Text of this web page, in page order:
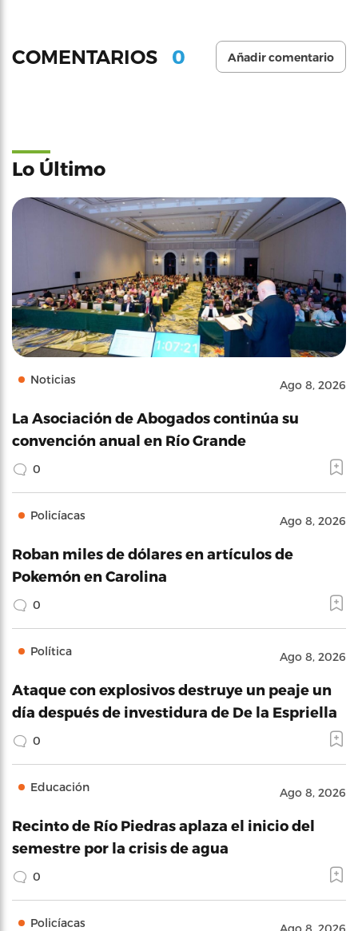
COMENTARIOS 0 Añadir comentario
Lo Último
Noticias Ago 8, 2026
La Asociación de Abogados continúa su
convención anual en Río Grande
0
Policíacas Ago 8, 2026
Roban miles de dólares en artículos de
Pokemón en Carolina
0
Política Ago 8, 2026
Ataque con explosivos destruye un peaje un
día después de investidura de De la Espriella
0
Educación Ago 8, 2026
Recinto de Río Piedras aplaza el inicio del
semestre por la crisis de agua
0
Policíacas Ago 8, 2026